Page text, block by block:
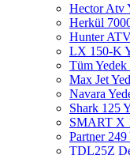
Hector Atv
Herkül
Hunter
LX 150-K
Tüm Yedek
Max Jet
Navara
Shark 125
SMART X
Partner 249
TDL25Z